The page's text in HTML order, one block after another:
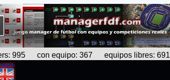
995 con equipo: 367 equipos libres: 691